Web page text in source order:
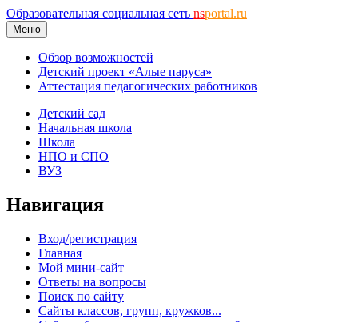
Образовательная социальная сеть nsportal.ru
Меню
Обзор возможностей
Детский проект «Алые паруса»
Аттестация педагогических работников
Детский сад
Начальная школа
Школа
НПО и СПО
ВУЗ
Навигация
Вход/регистрация
Главная
Мой мини-сайт
Ответы на вопросы
Поиск по сайту
Сайты классов, групп, кружков...